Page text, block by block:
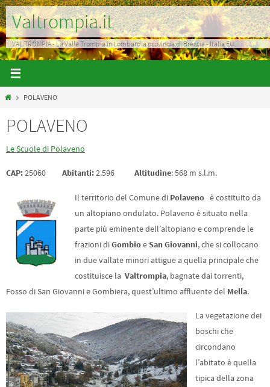
Salta
al
contenuto
Valtrompia.it
VAL TROMPIA - La Valle Trompia in Lombardia provincia di Brescia - Italia EU
HomePOLAVENO
POLAVENO
Le Scuole di Polaveno
CAP:25060 Abitanti:2.596 Altitudine: 568 m s.l.m.
Il territorio del Comune di Polaveno è costituito da
un altopiano ondulato. Polaveno è situato nella
parte più eminente dell’altopiano e comprende le
frazioni diGombioeSanGiovanni, che si collocano
in due vallate minori attigue a quella principale che
costituisce laValtrompia, bagnate dai torrenti,
Fosso di San Giovanni e Gombiera, quest’ultimo affluente del Mella.
La vegetazione dei
boschi che
circondano
l’abitato è quella
tipica della zona